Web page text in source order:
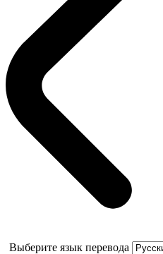
Выберите язык перевода